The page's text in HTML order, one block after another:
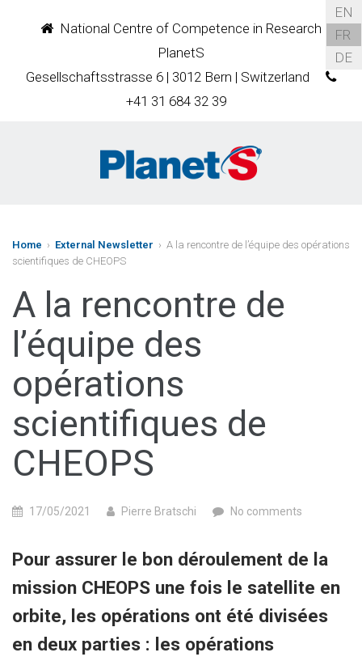
National Centre of Competence in Research
PlanetS
Gesellschaftsstrasse 6 | 3012 Bern | Switzerland
+41 31 684 32 39
EN
FR
DE
Home › External Newsletter › A la rencontre de l’équipe des opérations
scientifiques de CHEOPS
A la rencontre de
l’équipe des
opérations
scientifiques de
CHEOPS
17/05/2021 Pierre Bratschi No comments
Pour assurer le bon déroulement de la
mission CHEOPS une fois le satellite en
orbite, les opérations ont été divisées
en deux parties : les opérations